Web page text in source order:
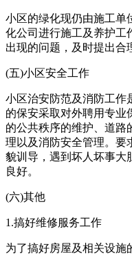
小区的绿化现仍由施工单
化公司进行施工及养护工
出现的问题，及时提出合
(五)小区安全工作
小区治安防范及消防工作
的保安采取对外聘用专业
的公共秩序的维护、道路
理以及消防安全管理。要
貌训导，遇到坏人坏事大
良好。
(六)其他
1.搞好维修服务工作
为了搞好房屋及相关设施